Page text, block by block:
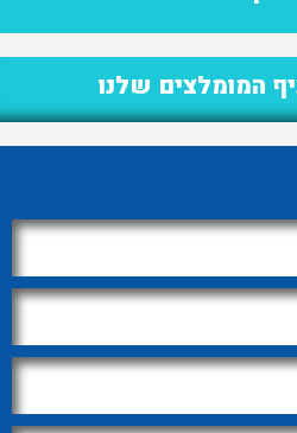
המומלצים שלנו